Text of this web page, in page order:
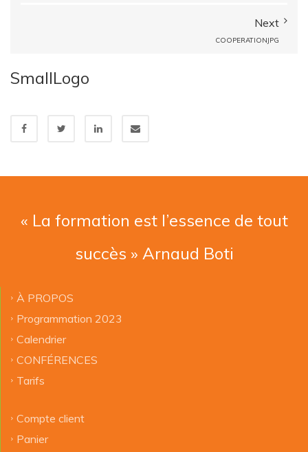
Next
COOPERATIONJPG
SmallLogo
« La formation est l’essence de tout
succès » Arnaud Boti
À PROPOS
Programmation 2023
Calendrier
CONFÉRENCES
Tarifs
Compte client
Panier